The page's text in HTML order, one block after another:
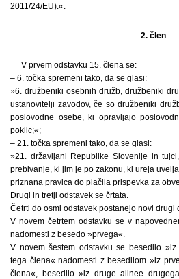
2011/24/EU).«.
2. člen
V prvem odstavku 15. člena se:
– 6. točka spremeni tako, da se glasi:
»6. družbeniki osebnih družb, družbeniki
ustanovitelji zavodov, če so družbeniki
poslovodne osebe, ki opravljajo
poklic;«;
– 21. točka spremeni tako, da se glasi:
»21. državljani Republike Slovenije in
prebivanje, ki jim je po zakonu, ki ureja
priznana pravica do plačila prispevka za
Drugi in tretji odstavek se črtata.
Četrti do osmi odstavek postanejo novi drugi
V novem četrtem odstavku se v
nadomesti z besedo »prvega«.
V novem šestem odstavku se besedilo
tega člena« nadomesti z besedilom »iz
člena«, besedilo »iz druge alinee